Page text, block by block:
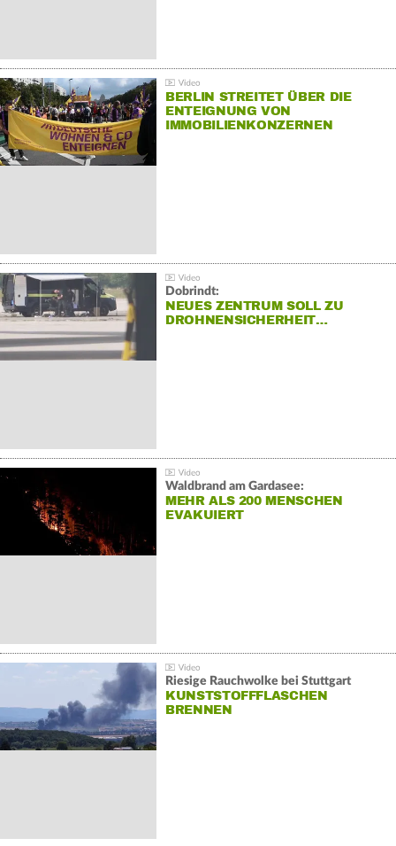
BERLIN STREITET ÜBER DIE
ENTEIGNUNG VON
IMMOBILIENKONZERNEN
Dobrindt:
NEUES ZENTRUM SOLL ZU
DROHNENSICHERHEIT…
Waldbrand am Gardasee:
MEHR ALS 200 MENSCHEN
EVAKUIERT
Riesige Rauchwolke bei Stuttgart
KUNSTSTOFFFLASCHEN
BRENNEN